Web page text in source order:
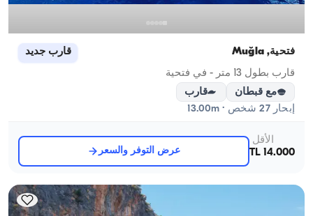
فتحية, Muğla قارب جديد
قارب بطول 13 متر - في فتحية
مع قبطان
قارب
إبحار 27 شخص · 13.00m
الأقل
14.000 TL
عرض التوفر والسعر